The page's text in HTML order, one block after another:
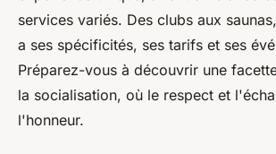
services variés. Des clubs aux
a ses spécificités, ses tarifs et ses
Préparez-vous à découvrir une
la socialisation, où le respect et
l'honneur.